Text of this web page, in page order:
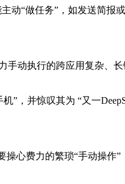
动“做任务”，如发送简报
手动执行的跨应用复杂、
”，并惊叹其为 “又一
心费力的繁琐“手动操作